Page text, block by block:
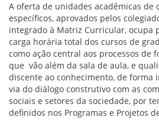
A oferta de unidades acadêmicas de
específicos, aprovados pelos
integrado à Matriz Curricular, ocupa
carga horária total dos cursos de
como ação central aos processos de
que vão além da sala de aula, e
discente ao conhecimento, de forma
via do diálogo construtivo com as
sociais e setores da sociedade, por
definidos nos Programas e Projetos